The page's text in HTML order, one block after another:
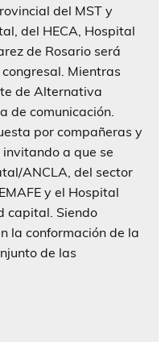
del MST y
del HECA, Hospital
de Rosario será
Mientras
de Alternativa
de comunicación.
por compañeras y
a que se
ANCLA, del sector
y el Hospital
capital. Siendo
la conformación de la
de las